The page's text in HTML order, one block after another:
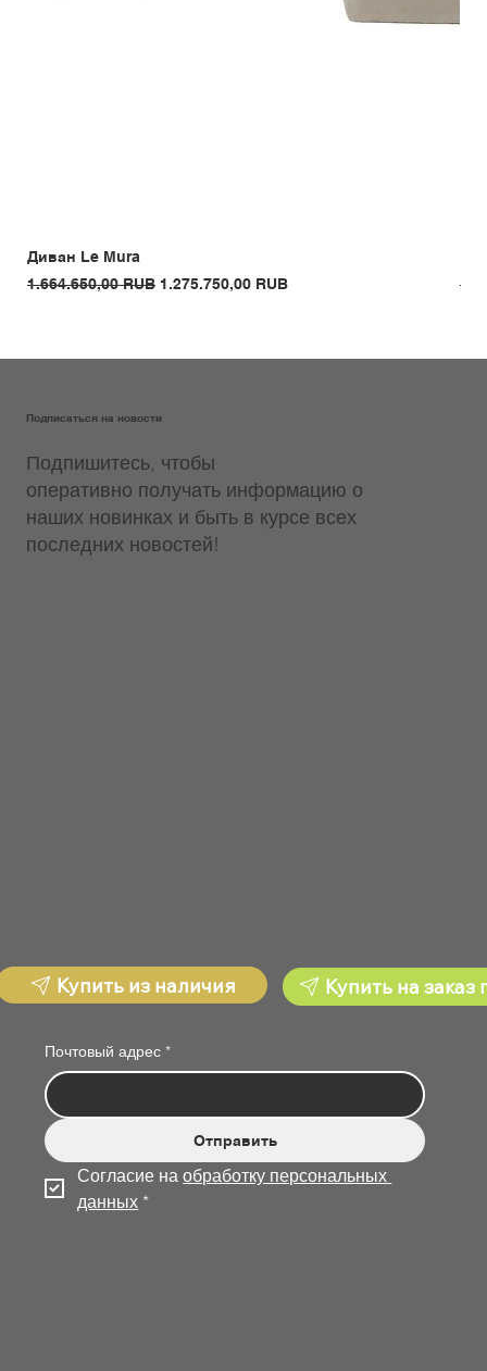
Диван Le Mura
Обычная цена
1.664.650,00 RUB Цена со скидкой
1.275.750,00 RUB
Подписаться на новости
Подпишитесь, чтобы
оперативно получать информацию о
наших новинках и быть в курсе всех
последних новостей!
Почтовый адрес *
Отправить
Согласие на обработку персональных
данных *
Купить из наличия Купить на